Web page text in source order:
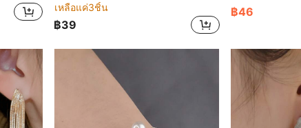
เหลือแค่3ชิ้น
฿39
฿46